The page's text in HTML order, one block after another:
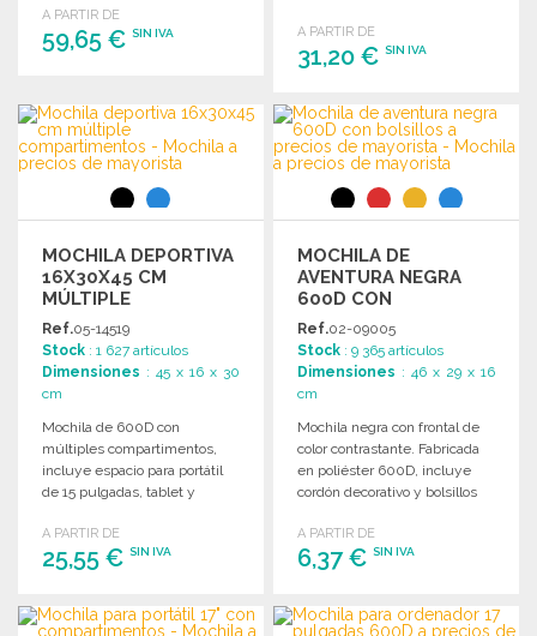
para viajar.
A PARTIR DE
59,65 € SIN IVA
Solicitar un presupuesto
libre.
A PARTIR DE
31,20 €SIN IVA
PEDIR
Solicitar un presupuesto
MOCHILA DEPORTIVA
16X30X45 CM
MÚLTIPLE
COMPARTIMENTOS
Ref.05-14519
Stock : 1 627 artículos
Dimensiones : 45 x 16 x 30
cm
Mochila de 600D con
múltiples compartimentos,
incluye espacio para portátil
de 15 pulgadas, tablet y
x 45 cm.
A PARTIR DE
25,55 € SIN IVA
PEDIR
MOCHILA DE
AVENTURA NEGRA
600D CON
BOLSILLOS
Ref.02-09005
Stock : 9 365 artículos
Dimensiones : 46 x 29 x 16
cm
Mochila negra con frontal de
color contrastante. Fabricada
en poliéster 600D, incluye
cordón decorativo y bolsillos
A PARTIR DE
6,37 €SIN IVA
PEDIR